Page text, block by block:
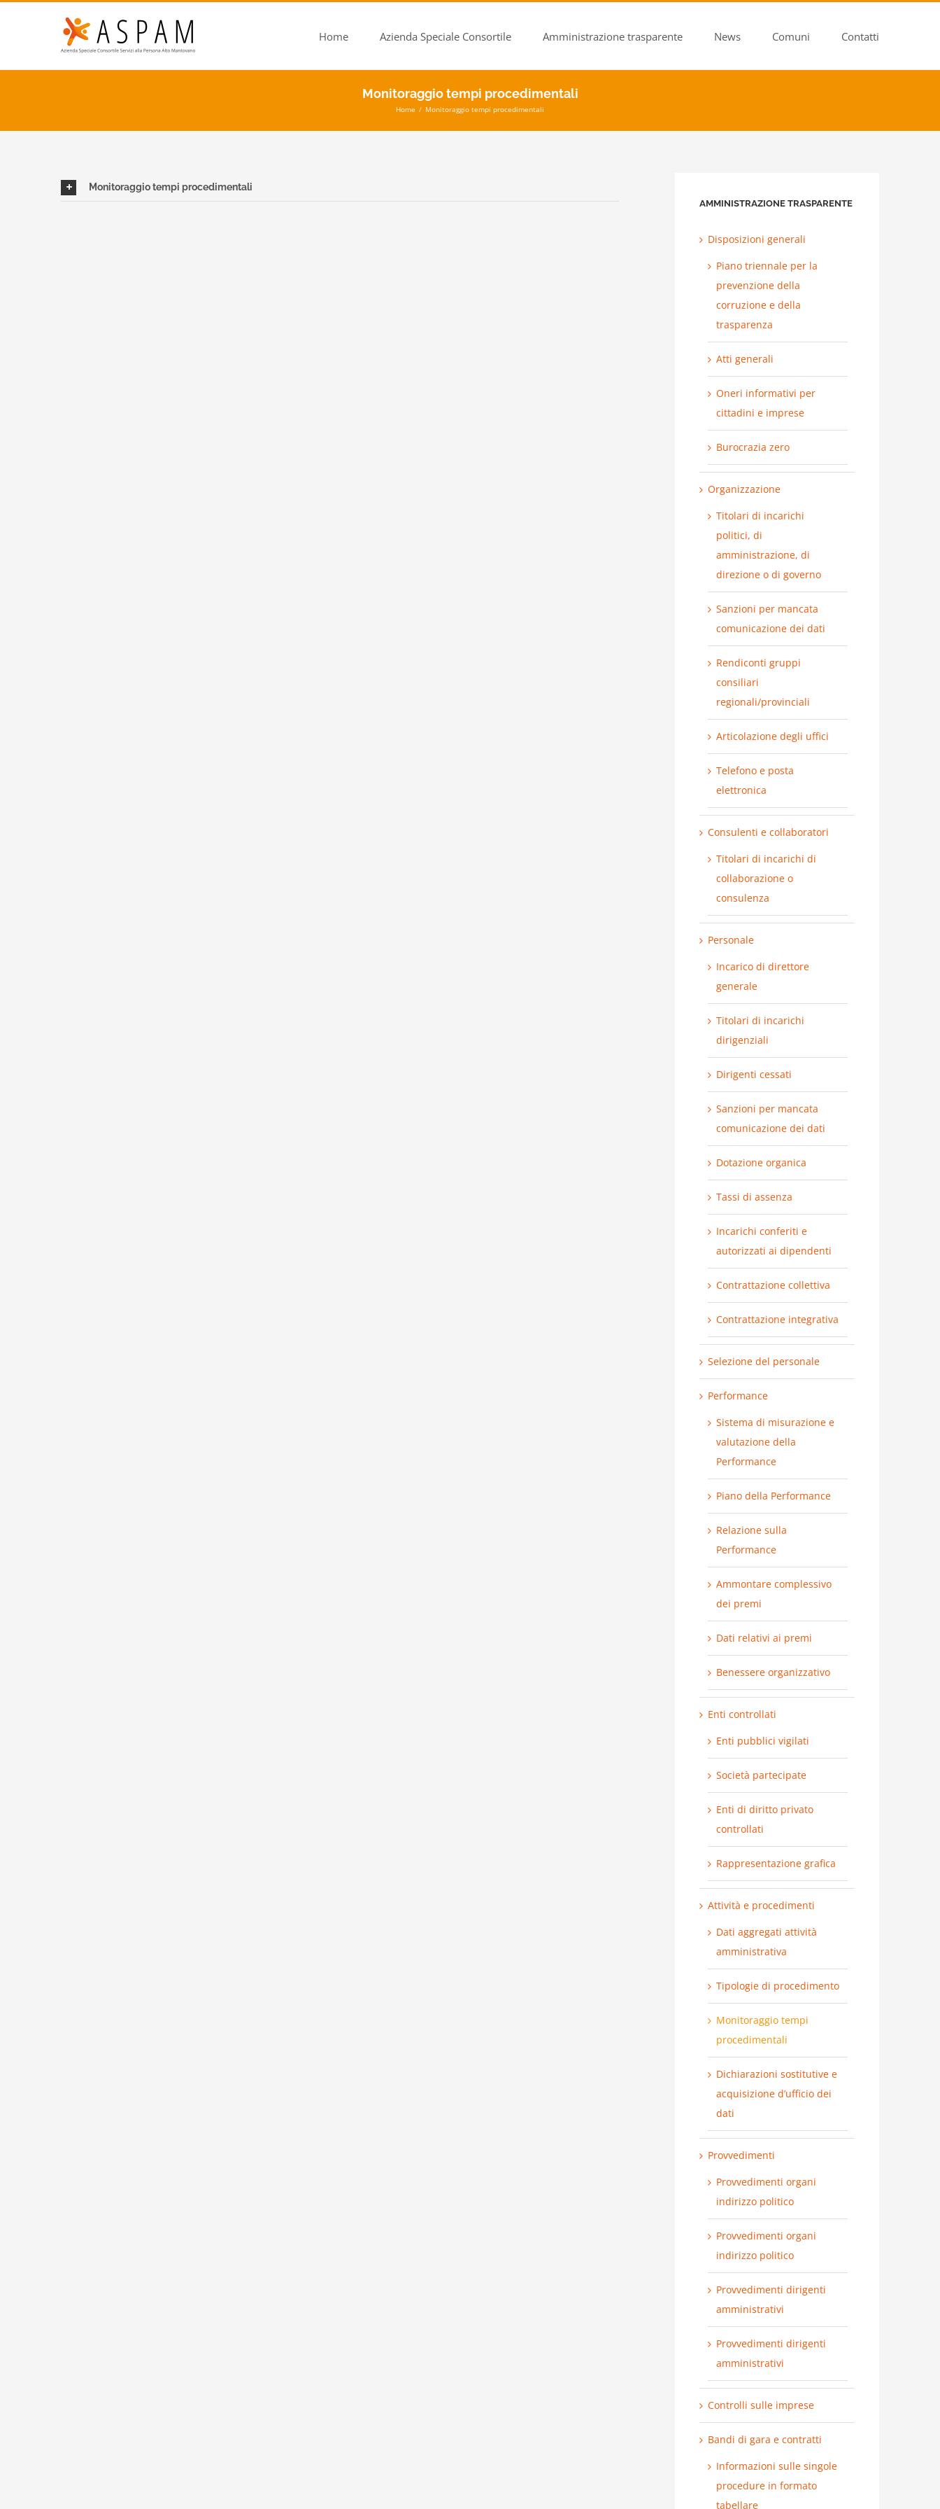
Home Azienda Speciale Consortile Amministrazione trasparente News Comuni Contatti
Monitoraggio tempi procedimentali
Home / Monitoraggio tempi procedimentali
Monitoraggio tempi procedimentali
AMMINISTRAZIONE TRASPARENTE
Disposizioni generali
Piano triennale per la
prevenzione della
corruzione e della
trasparenza
Atti generali
Oneri informativi per
cittadini e imprese
Burocrazia zero
Organizzazione
Titolari di incarichi
politici, di
amministrazione, di
direzione o di governo
Sanzioni per mancata
comunicazione dei dati
Rendiconti gruppi
consiliari
regionali/provinciali
Articolazione degli uffici
Telefono e posta
elettronica
Consulenti e collaboratori
Titolari di incarichi di
collaborazione o
consulenza
Personale
Incarico di direttore
generale
Titolari di incarichi
dirigenziali
Dirigenti cessati
Sanzioni per mancata
comunicazione dei dati
Dotazione organica
Tassi di assenza
Incarichi conferiti e
autorizzati ai dipendenti
Contrattazione collettiva
Contrattazione integrativa
Selezione del personale
Performance
Sistema di misurazione e
valutazione della
Performance
Piano della Performance
Relazione sulla
Performance
Ammontare complessivo
dei premi
Dati relativi ai premi
Benessere organizzativo
Enti controllati
Enti pubblici vigilati
Società partecipate
Enti di diritto privato
controllati
Rappresentazione grafica
Attività e procedimenti
Dati aggregati attività
amministrativa
Tipologie di procedimento
Monitoraggio tempi
procedimentali
Dichiarazioni sostitutive e
acquisizione d’ufficio dei
dati
Provvedimenti
Provvedimenti organi
indirizzo politico
Provvedimenti organi
indirizzo politico
Provvedimenti dirigenti
amministrativi
Provvedimenti dirigenti
amministrativi
Controlli sulle imprese
Bandi di gara e contratti
Informazioni sulle singole
procedure in formato
tabellare